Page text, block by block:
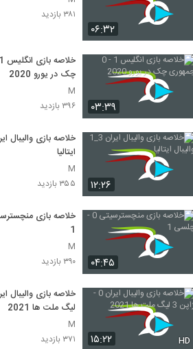
۰۶:۳۲
۳۸۱ بازدید
۰۳:۳۹
چک در یورو 2020
M
۳۹۶ بازدید
۱۲:۲۶
ایتالیا
M
۳۵۵ بازدید
۰۴:۴۵
1
M
۳۹۰ بازدید
۱۵:۲۲ HD
لیگ ملت ها 2021
M
۳۷۱ بازدید